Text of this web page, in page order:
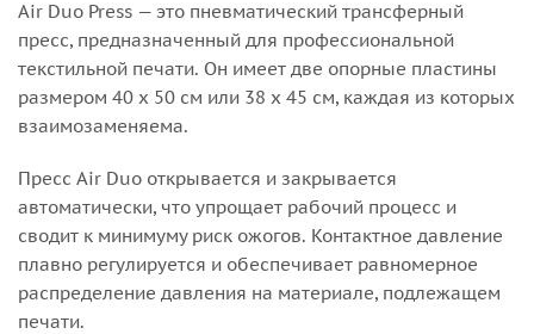
Air Duo Press — это пневматический трансферный
пресс, предназначенный для профессиональной
текстильной печати. Он имеет две опорные пластины
размером 40 х 50 см или 38 х 45 см, каждая из которых
взаимозаменяема.
Пресс Air Duo открывается и закрывается
автоматически, что упрощает рабочий процесс и
сводит к минимуму риск ожогов. Контактное давление
плавно регулируется и обеспечивает равномерное
распределение давления на материале, подлежащем
печати.